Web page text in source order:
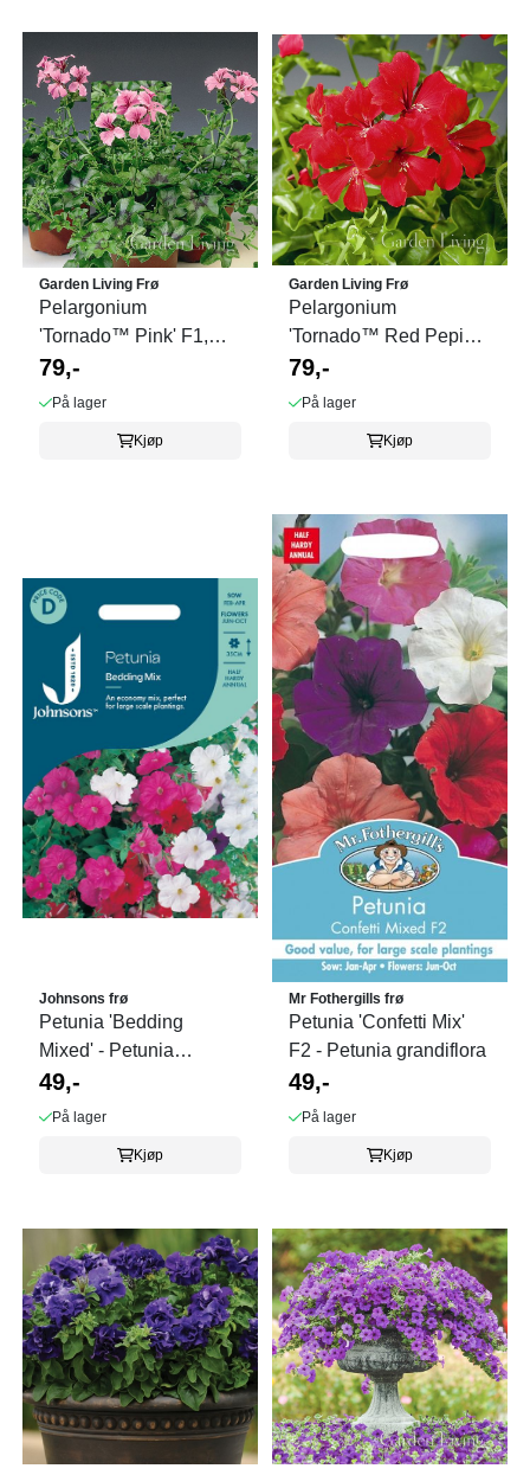
Garden Living Frø
Pelargonium
'Tornado™ Pink' F1,
Henge-
79,-
På lager
Kjøp
Garden Living Frø
Pelargonium
'Tornado™ Red Pepix'
F1, Henge-
79,-
På lager
Kjøp
Johnsons frø
Petunia 'Bedding
Mixed' - Petunia
multiflora
49,-
På lager
Kjøp
Mr Fothergills frø
Petunia 'Confetti Mix'
F2 - Petunia grandiflora
49,-
På lager
Kjøp